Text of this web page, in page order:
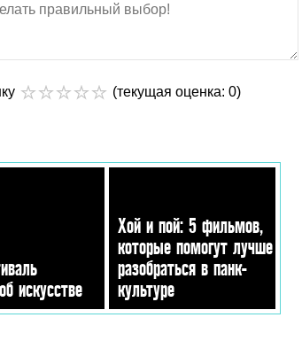
(текущая оценка: 0)
искусстве
Хой и пой: 5 фильмов,
которые помогут лучше
разобраться в панк-
культуре